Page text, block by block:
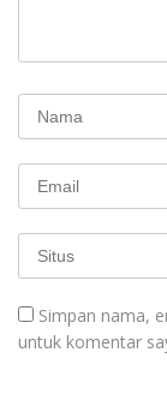
Simpan nama,
untuk komentar